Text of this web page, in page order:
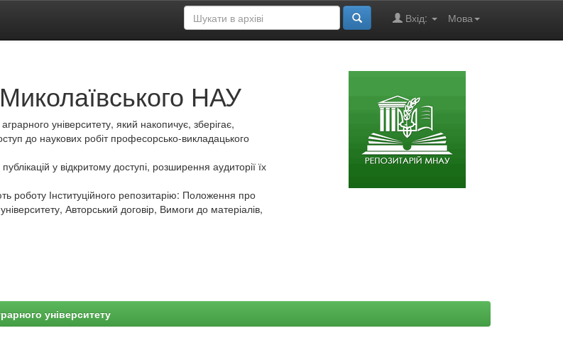
Мова
Вхід:
НАУ
університету, який накопичує, зберігає,
до наукових робіт професорсько-викладацького
у відкритому доступі, розширення аудиторії їх
роботу Інституційного репозитарію: Положення про
Авторський договір, Вимоги до матеріалів,
університету